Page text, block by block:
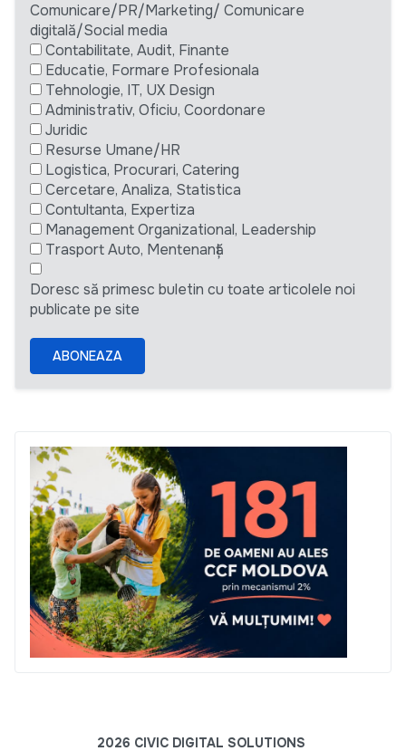
Comunicare/PR/Marketing/ Comunicare
digitală/Social media
Contabilitate, Audit, Finante
Educatie, Formare Profesionala
Tehnologie, IT, UX Design
Administrativ, Oficiu, Coordonare
Juridic
Resurse Umane/HR
Logistica, Procurari, Catering
Cercetare, Analiza, Statistica
Contultanta, Expertiza
Management Organizational, Leadership
Trasport Auto, Mentenanță
Doresc să primesc buletin cu toate articolele noi
publicate pe site
ABONEAZA
2026 CIVIC DIGITAL SOLUTIONS